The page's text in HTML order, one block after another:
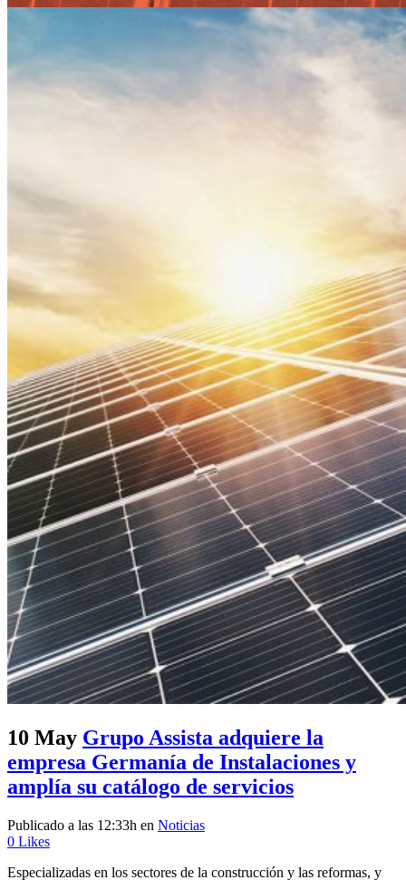
Actualidad
10 May Grupo Assista adquiere la
empresa Germanía de Instalaciones y
amplía su catálogo de servicios
Publicado a las 12:33h en Noticias
0 Likes
Especializadas en los sectores de la construcción y las reformas, y